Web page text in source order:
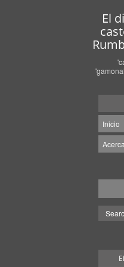
El
Inicio